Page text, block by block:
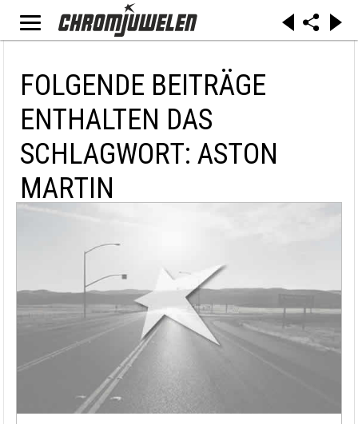
FOLGENDE BEITRÄGE
ENTHALTEN DAS
SCHLAGWORT: ASTON
MARTIN